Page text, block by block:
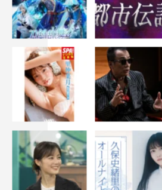
ないくらい楽しくて幸せな気持ち
に、そして今日ここに来てくれた
れよりもっとたくさんの人たちと
これからも頑張っていきます。研
きたいです。これからも応援して
す。これからのBiSもよろしくお願
た。
アンコールでは「BiS-どうやらゾ
「CURTAiN CALL」を披露し、ヒ
だまだ行けますか！」という煽り